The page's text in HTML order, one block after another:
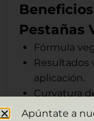
Pestañas
Fórmula
Resultados
aplicación.
Curvatura
Sistema
Apúntate a